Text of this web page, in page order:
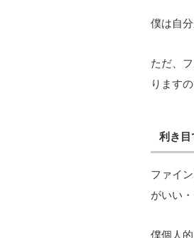
僕は自
ただ、
ります
利き目
ファイ
がいい
僕個人